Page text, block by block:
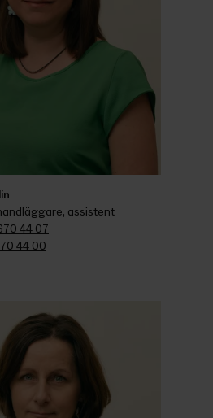
assistent
44 07
44 00